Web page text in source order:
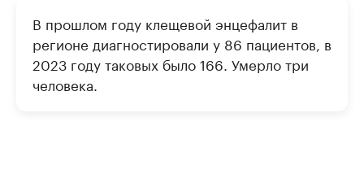
В прошлом году клещевой энцефалит в
регионе диагностировали у 86 пациентов, в
2023 году таковых было 166. Умерло три
человека.